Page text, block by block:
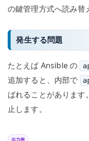
の鍵管理方式へ読み替
発生する問題
たとえば Ansible の
追加すると、内部で
ばれることがありま
止します。
出力例